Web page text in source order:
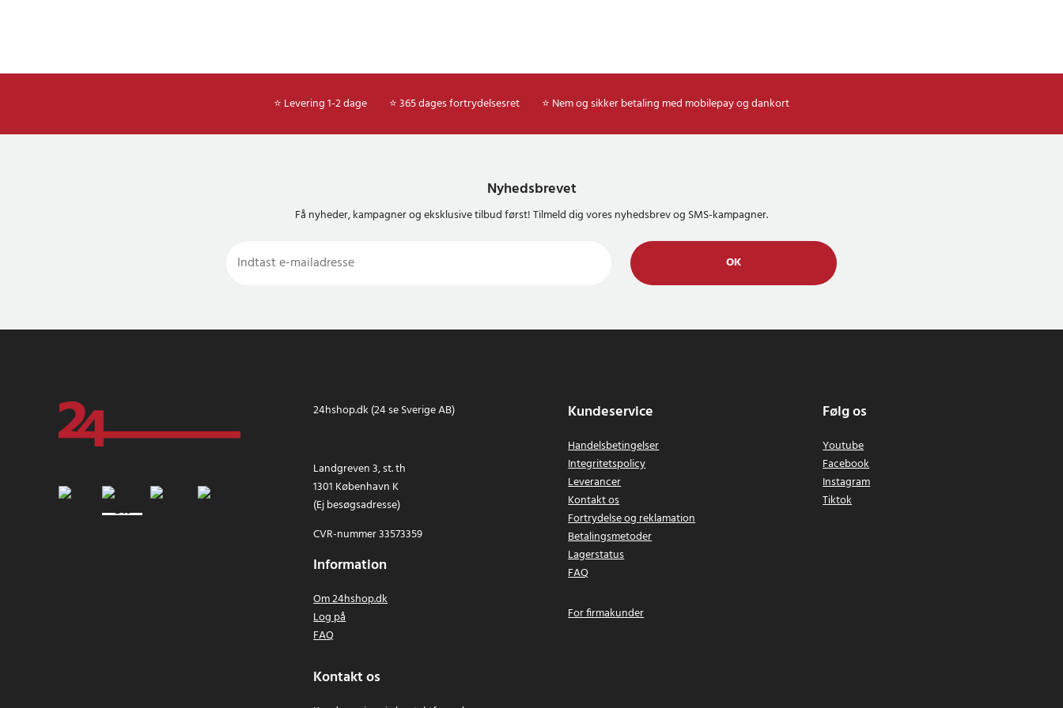
⭐ Levering 1-2 dage ⭐ 365 dages fortrydelsesret ⭐ Nem og sikker betaling med mobilepay og dankort
Nyhedsbrevet
Få nyheder, kampagner og eksklusive tilbud først! Tilmeld dig vores nyhedsbrev og SMS-kampagner.
OK
24hshop.dk (24 se Sverige AB)
Landgreven 3, st. th
1301 København K
(Ej besøgsadresse)
CVR-nummer 33573359
Information
Om 24hshop.dk
Log på
FAQ
Kontakt os
Kundeservice
Handelsbetingelser
Integritetspolicy
Leverancer
Kontakt os
Fortrydelse og reklamation
Betalingsmetoder
Lagerstatus
FAQ
For firmakunder
Følg os
Youtube
Facebook
Instagram
Tiktok